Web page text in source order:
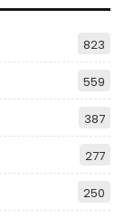
823
559
387
277
250